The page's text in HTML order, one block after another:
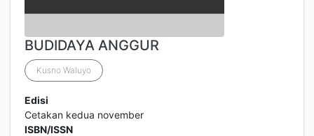
BUDIDAYA ANGGUR
Kusno Waluyo
Edisi
Cetakan kedua november
ISBN/ISSN